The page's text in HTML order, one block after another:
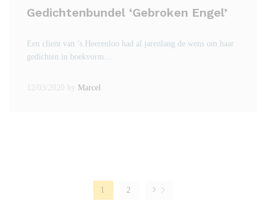
Gedichtenbundel ‘Gebroken Engel’
Een client van ’s Heerenloo had al jarenlang de wens om haar
gedichten in boekvorm…
12/03/2020 by Marcel
1 2